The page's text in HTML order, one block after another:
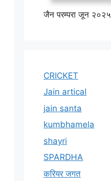
जैन परम्परा जून २०२५
CRICKET
Jain artical
jain santa
kumbhamela
shayri
SPARDHA
करियर जगत